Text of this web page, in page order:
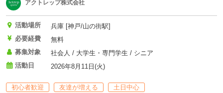
アクトレップ株式会社
活動場所
兵庫 [神戸/山の街駅]
必要経費
無料
募集対象
社会人 / 大学生・専門学生 / シニア
活動日
2026年8月11日(火)
初心者歓迎 友達が増える
土日中心